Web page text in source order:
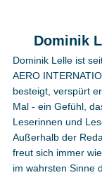
Dominik
Dominik Lelle ist
AERO
besteigt, verspürt
Mal - ein Gefühl,
Leserinnen und
Außerhalb der
freut sich immer
im wahrsten Sinne